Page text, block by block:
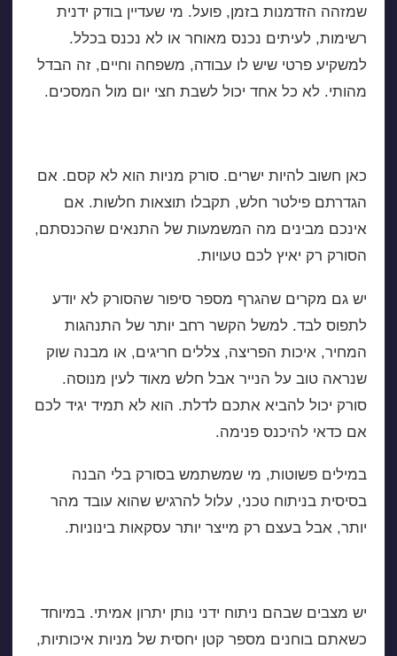
שמזהה הזדמנות בזמן, פועל. מי שעדיין בודק ידנית
רשימות, לעיתים נכנס מאוחר או לא נכנס בכלל.
למשקיע פרטי שיש לו עבודה, משפחה וחיים, זה הבדל
מהותי. לא כל אחד יכול לשבת חצי יום מול המסכים.
כאן חשוב להיות ישרים. סורק מניות הוא לא קסם. אם
הגדרתם פילטר חלש, תקבלו תוצאות חלשות. אם
אינכם מבינים מה המשמעות של התנאים שהכנסתם,
הסורק רק יאיץ לכם טעויות.
יש גם מקרים שהגרף מספר סיפור שהסורק לא יודע
לתפוס לבד. למשל הקשר רחב יותר של התנהגות
המחיר, איכות הפריצה, צללים חריגים, או מבנה שוק
שנראה טוב על הנייר אבל חלש מאוד לעין מנוסה.
סורק יכול להביא אתכם לדלת. הוא לא תמיד יגיד לכם
אם כדאי להיכנס פנימה.
במילים פשוטות, מי שמשתמש בסורק בלי הבנה
בסיסית בניתוח טכני, עלול להרגיש שהוא עובד מהר
יותר, אבל בעצם רק מייצר יותר עסקאות בינוניות.
יש מצבים שבהם ניתוח ידני נותן יתרון אמיתי. במיוחד
כשאתם בוחנים מספר קטן יחסית של מניות איכותיות,